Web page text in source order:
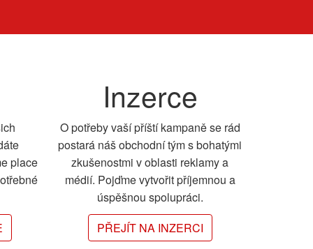
place
Inzerce
O potřeby vaší příští kampaně se rád
postará náš obchodní tým s bohatými
zkušenostmi v oblasti reklamy a
médií. Pojďme vytvořit příjemnou a
úspěšnou spolupráci.
PŘEJÍT NA INZERCI